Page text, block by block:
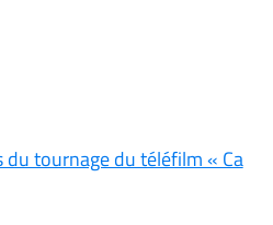
tournage du téléfilm « Ca